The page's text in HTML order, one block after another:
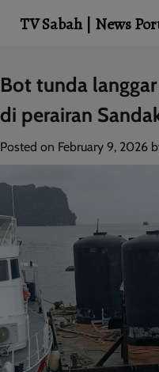
Skip
to
content
Bot tunda
di perairan
Posted on February 9, 2026
TV Sabah | News